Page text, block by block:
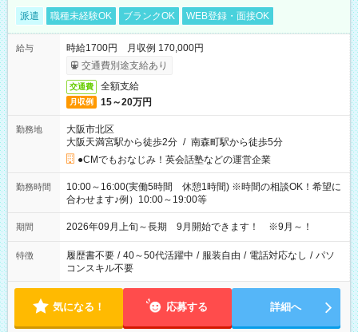
派遣 職種未経験OK ブランクOK WEB登録・面接OK
給与
時給1700円 月収例 170,000円
交通費別途支給あり
交通費 全額支給
月収例 15～20万円
勤務地
大阪市北区
大阪天満宮駅から徒歩2分 / 南森町駅から徒歩5分
●CMでもおなじみ！英会話塾などの運営企業
勤務時間
10:00～16:00(実働5時間 休憩1時間) ※時間の相談OK！希望に
合わせます♪例）10:00～19:00等
期間 2026年09月上旬～長期 9月開始できます！ ※9月～！
特徴 履歴書不要 / 40～50代活躍中 / 服装自由 / 電話対応なし / パソ
コンスキル不要
気になる！ 応募する 詳細へ